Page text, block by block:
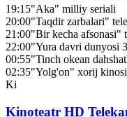
19:15"Aka" milliy seriali
20:00"Taqdir zarbalari"
21:00"Bir kecha afsonasi"
22:00"Yura davri dunyosi
00:55"Tinch okean
02:35"Yolg'on" xorij kinosi
Ki
Kinoteatr HD